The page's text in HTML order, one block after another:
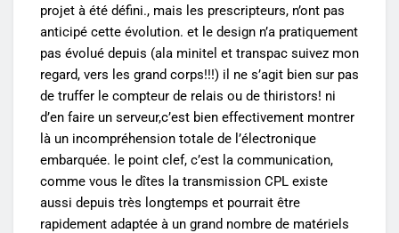
projet à été défini., mais les prescripteurs, n’ont pas
anticipé cette évolution. et le design n’a pratiquement
pas évolué depuis (ala minitel et transpac suivez mon
regard, vers les grand corps!!!) il ne s’agit bien sur pas
de truffer le compteur de relais ou de thiristors! ni
d’en faire un serveur,c’est bien effectivement montrer
là un incompréhension totale de l’électronique
embarquée. le point clef, c’est la communication,
comme vous le dîtes la transmission CPL existe
aussi depuis très longtemps et pourrait être
rapidement adaptée à un grand nombre de matériels